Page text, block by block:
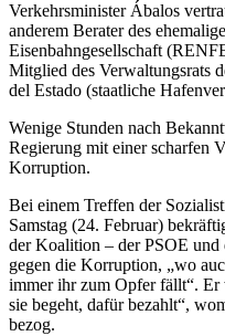
Verkehrsminister Ábalos
anderem Berater des
Eisenbahngesellschaft
Mitglied des Verwaltungsrats
del Estado (staatliche
Wenige Stunden nach
Regierung mit einer scharfen
Korruption.
Bei einem Treffen der
Samstag (24. Februar)
der Koalition – der PSOE
gegen die Korruption, „wo
immer ihr zum Opfer fällt“. Er
sie begeht, dafür bezahlt“,
bezog.